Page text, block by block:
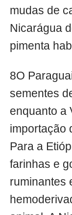
mudas de
Nicarágua
pimenta
8O
sementes
enquanto a
importação
Para a
farinhas e
ruminantes